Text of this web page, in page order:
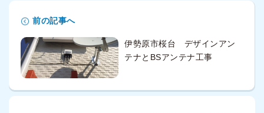
前の記事へ
伊勢原市桜台 デザインアン
テナとBSアンテナ工事